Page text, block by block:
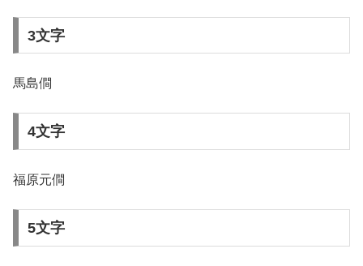
3文字
馬島僴
4文字
福原元僴
5文字